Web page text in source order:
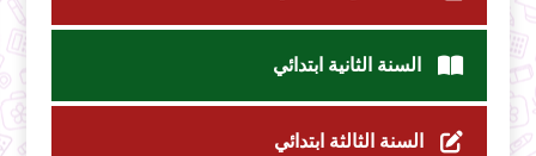
السنة الثانية ابتدائي
السنة الثالثة ابتدائي